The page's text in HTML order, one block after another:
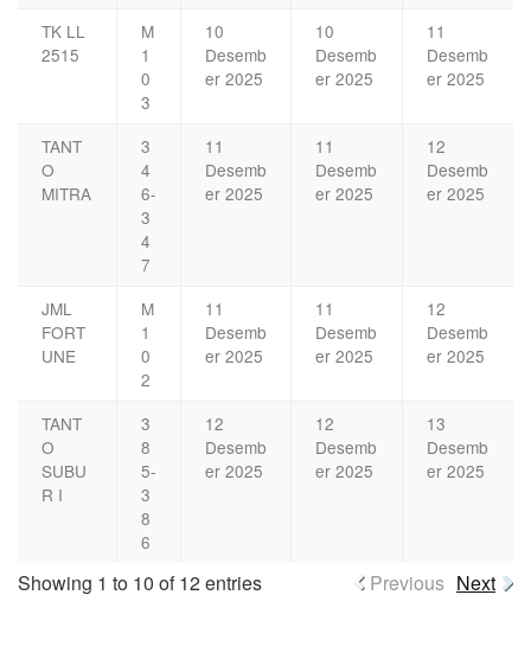
TK LL
2515
M
1
0
3
10
Desemb
er 2025
10
Desemb
er 2025
11
Desemb
er 2025
TANT
O
MITRA
3
4
6-
3
4
7
11
Desemb
er 2025
11
Desemb
er 2025
12
Desemb
er 2025
JML
FORT
UNE
M
1
0
2
11
Desemb
er 2025
11
Desemb
er 2025
12
Desemb
er 2025
TANT
O
SUBU
R I
3
8
5-
3
8
6
12
Desemb
er 2025
12
Desemb
er 2025
13
Desemb
er 2025
Showing 1 to 10 of 12 entries Previous Next